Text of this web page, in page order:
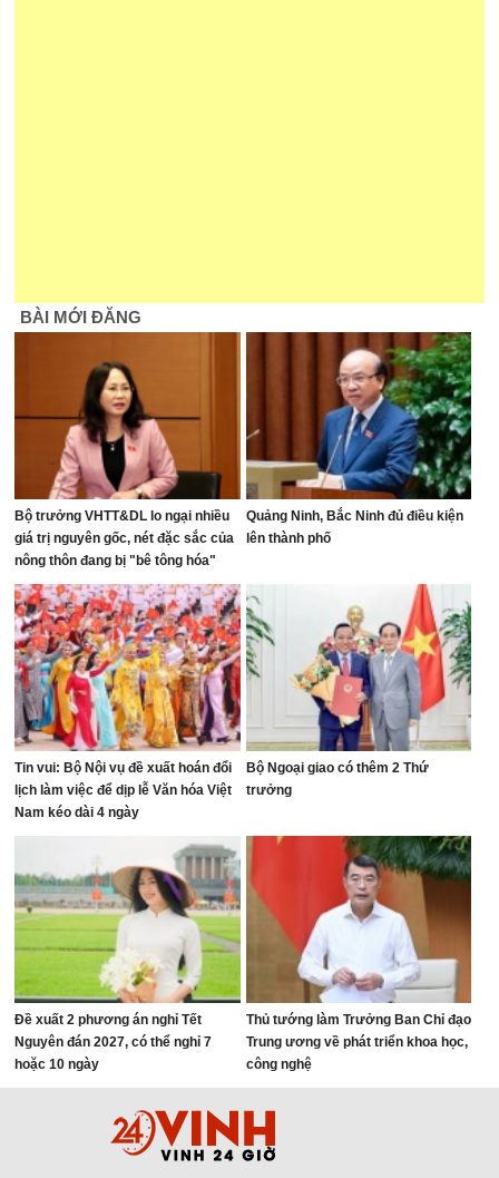
BÀI MỚI ĐĂNG
Bộ trưởng VHTT&DL lo ngại nhiều
giá trị nguyên gốc, nét đặc sắc của
nông thôn đang bị "bê tông hóa"
Quảng Ninh, Bắc Ninh đủ điều kiện
lên thành phố
Tin vui: Bộ Nội vụ đề xuất hoán đổi
lịch làm việc để dịp lễ Văn hóa Việt
Nam kéo dài 4 ngày
Bộ Ngoại giao có thêm 2 Thứ
trưởng
Đề xuất 2 phương án nghỉ Tết
Nguyên đán 2027, có thể nghỉ 7
hoặc 10 ngày
Thủ tướng làm Trưởng Ban Chỉ đạo
Trung ương về phát triển khoa học,
công nghệ